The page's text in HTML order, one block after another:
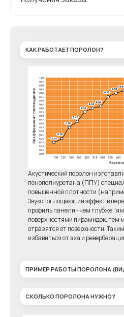
КАК РАБОТАЕТ ПОРОЛОН?
Акустический поролон
пенополиуретана (ППУ)
повышенной плотности
Звукопоглощающий эффект в
профиль панели - чем глубже
поверхностями пирамидок, тем
отразятся от поверхности.
избавиться от эха и
ПРИМЕР РАБОТЫ ПОРОЛОНА
СКОЛЬКО ПОРОЛОНА НУЖНО?